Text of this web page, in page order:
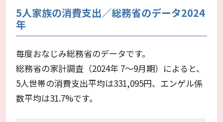
5人家族の消費支出／総務省のデータ2024
年
毎度おなじみ総務省のデータです。
総務省の家計調査（2024年 7～9月期）によると、
5人世帯の消費支出平均は331,095円、エンゲル係
数平均は31.7%です。